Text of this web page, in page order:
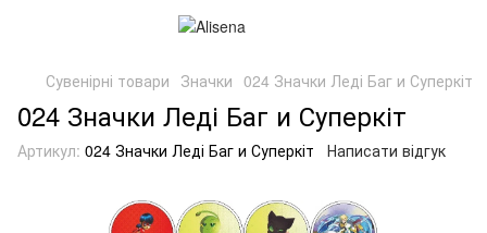
Сувенірні товари Значки 024 Значки Леді Баг и Суперкіт
024 Значки Леді Баг и Суперкіт
Артикул: 024 Значки Леді Баг и Суперкіт Написати відгук